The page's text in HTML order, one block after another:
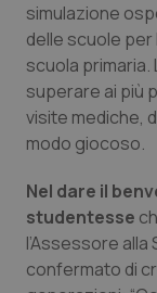
Sardegna
Sicilia
Toscana
Umbria
Valle
Malattia di
Obesità
simulazione
delle scuole per
scuola
superare ai più
visite mediche,
modo giocoso.
Nel dare il
studentesse
l’Assessore alla
confermato di